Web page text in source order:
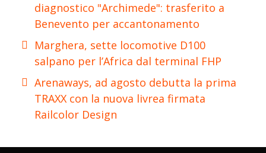
diagnostico "Archimede": trasferito a
Benevento per accantonamento
Marghera, sette locomotive D100
salpano per l’Africa dal terminal FHP
Arenaways, ad agosto debutta la prima
TRAXX con la nuova livrea firmata
Railcolor Design